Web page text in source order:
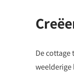
De
weelderige